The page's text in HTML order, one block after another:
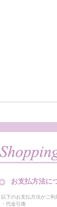
お支払方法に
以下のお支払方法がご利
・代金引換